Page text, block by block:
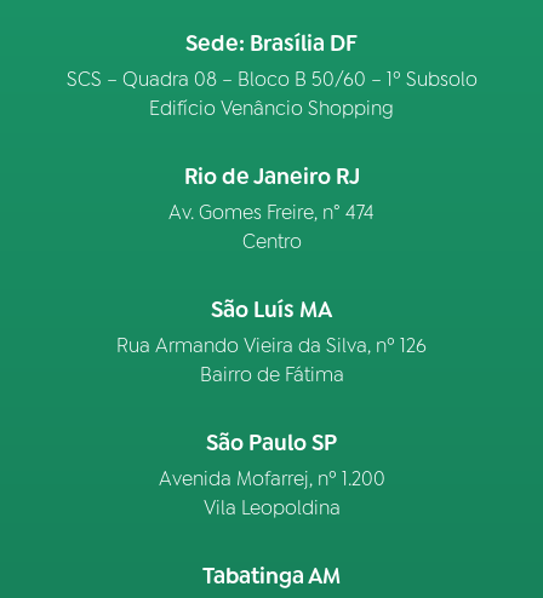
Sede: Brasília DF
SCS – Quadra 08 – Bloco B 50/60 – 1º Subsolo
Edifício Venâncio Shopping
Rio de Janeiro RJ
Av. Gomes Freire, n° 474
Centro
São Luís MA
Rua Armando Vieira da Silva, nº 126
Bairro de Fátima
São Paulo SP
Avenida Mofarrej, nº 1.200
Vila Leopoldina
Tabatinga AM